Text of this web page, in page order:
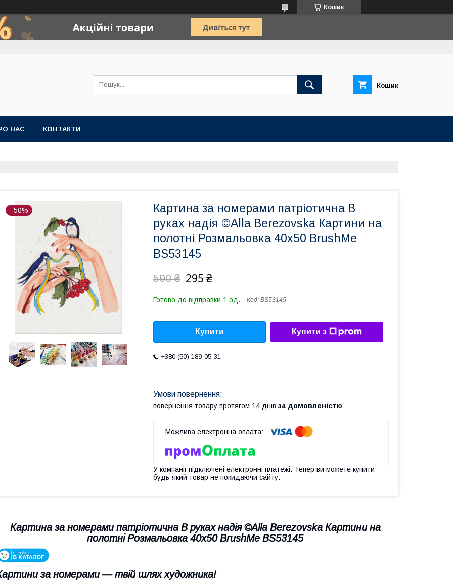
Кошик
Кошик
НАС КОНТАКТИ
–50%
Картина за номерами патріотична В
руках надія ©Alla Berezovska Картини на
полотні Розмальовка 40х50 BrushMe
BS53145
590 ₴ 295 ₴
Готово до відправки 1 од. Код: BS53145
Купити Купити з
+380 (50) 189-05-31
повернення товару протягом 14 днів за домовленістю
У компанії підключені електронні платежі. Тепер ви можете купити
будь-який товар не покидаючи сайту.
Картина за номерами патріотична В руках надія ©Alla Berezovska Картини на
полотні Розмальовка 40х50 BrushMe BS53145
за номерами — твій шлях художника!